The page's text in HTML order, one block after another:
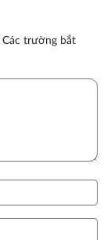
Các trường bắt